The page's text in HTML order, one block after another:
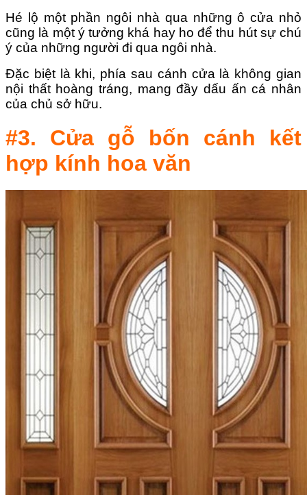
Hé lộ một phần ngôi nhà qua những ô cửa nhỏ
cũng là một ý tưởng khá hay ho để thu hút sự chú
ý của những người đi qua ngôi nhà.
Đặc biệt là khi, phía sau cánh cửa là không gian
nội thất hoàng tráng, mang đầy dấu ấn cá nhân
của chủ sở hữu.
#3. Cửa gỗ bốn cánh kết
hợp kính hoa văn